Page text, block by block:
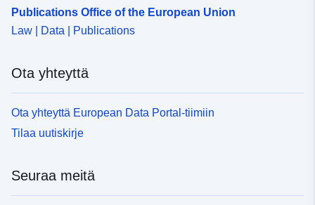
Publications Office of the European Union
Law | Data | Publications
Ota yhteyttä
Ota yhteyttä European Data Portal-tiimiin
Tilaa uutiskirje
Seuraa meitä